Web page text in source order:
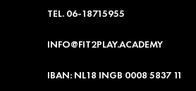
TEL. 06-18715955
INFO@FIT2PLAY.ACADEMY
IBAN: NL18 INGB 0008 5837 11